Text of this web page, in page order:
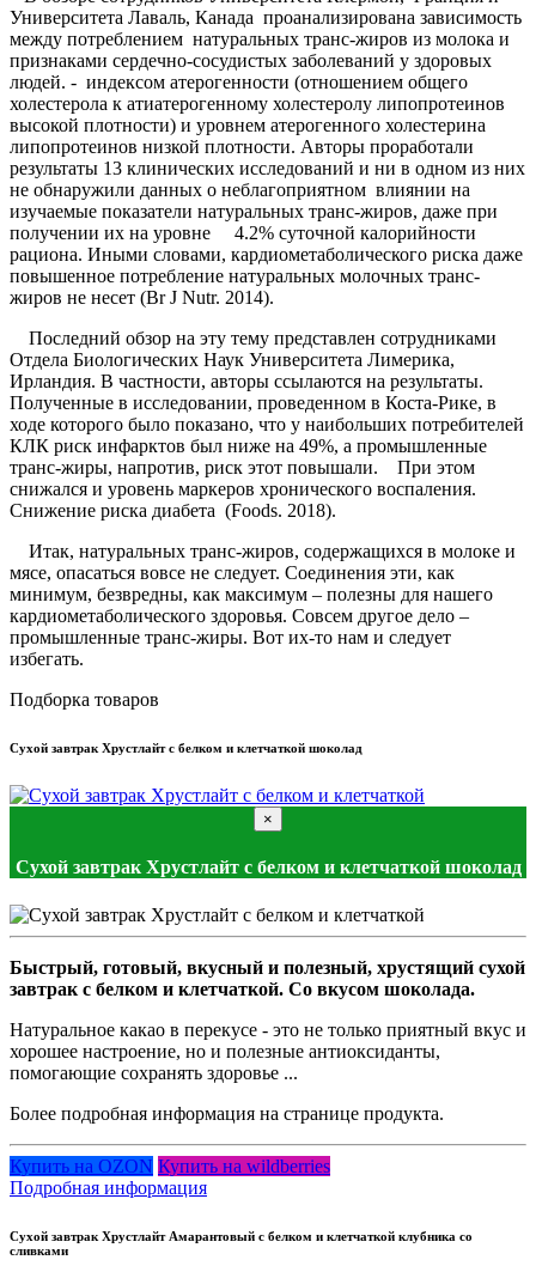
Университета Лаваль, Канада проанализирована зависимость
между потреблением натуральных транс-жиров из молока и
признаками сердечно-сосудистых заболеваний у здоровых
людей. - индексом атерогенности (отношением общего
холестерола к атиатерогенному холестеролу липопротеинов
высокой плотности) и уровнем атерогенного холестерина
липопротеинов низкой плотности. Авторы проработали
результаты 13 клинических исследований и ни в одном из них
не обнаружили данных о неблагоприятном влиянии на
изучаемые показатели натуральных транс-жиров, даже при
получении их на уровне 4.2% суточной калорийности
рациона. Иными словами, кардиометаболического риска даже
повышенное потребление натуральных молочных транс-
жиров не несет (Br J Nutr. 2014).
Последний обзор на эту тему представлен сотрудниками
Отдела Биологических Наук Университета Лимерика,
Ирландия. В частности, авторы ссылаются на результаты.
Полученные в исследовании, проведенном в Коста-Рике, в
ходе которого было показано, что у наибольших потребителей
КЛК риск инфарктов был ниже на 49%, а промышленные
транс-жиры, напротив, риск этот повышали. При этом
снижался и уровень маркеров хронического воспаления.
Снижение риска диабета (Foods. 2018).
Итак, натуральных транс-жиров, содержащихся в молоке и
мясе, опасаться вовсе не следует. Соединения эти, как
минимум, безвредны, как максимум – полезны для нашего
кардиометаболического здоровья. Совсем другое дело –
промышленные транс-жиры. Вот их-то нам и следует
избегать.
Подборка товаров
Сухой завтрак Хрустлайт с белком и клетчаткой шоколад
×
Сухой завтрак Хрустлайт с белком и клетчаткой шоколад
Быстрый, готовый, вкусный и полезный, хрустящий сухой
завтрак с белком и клетчаткой. Со вкусом шоколада.
Натуральное какао в перекусе - это не только приятный вкус и
хорошее настроение, но и полезные антиоксиданты,
помогающие сохранять здоровье ...
Более подробная информация на странице продукта.
Купить на OZON Купить на wildberries
Подробная информация
Сухой завтрак Хрустлайт Амарантовый с белком и клетчаткой клубника со
сливками